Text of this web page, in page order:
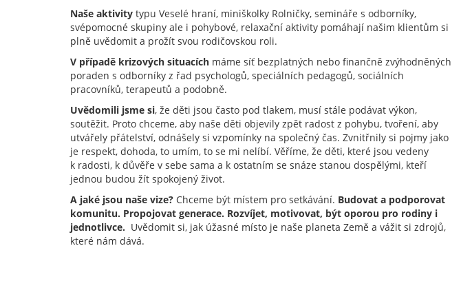
Naše aktivity typu Veselé hraní, miniškolky Rolničky, semináře s odborníky,
svépomocné skupiny ale i pohybové, relaxační aktivity pomáhají našim klientům si
plně uvědomit a prožít svou rodičovskou roli.
V případě krizových situacích máme síť bezplatných nebo finančně zvýhodněných
poraden s odborníky z řad psychologů, speciálních pedagogů, sociálních
pracovníků, terapeutů a podobně.
Uvědomili jsme si, že děti jsou často pod tlakem, musí stále podávat výkon,
soutěžit. Proto chceme, aby naše děti objevily zpět radost z pohybu, tvoření, aby
utvářely přátelství, odnášely si vzpomínky na společný čas. Zvnitřnily si pojmy jako
je respekt, dohoda, to umím, to se mi nelíbí. Věříme, že děti, které jsou vedeny
k radosti, k důvěře v sebe sama a k ostatním se snáze stanou dospělými, kteří
jednou budou žít spokojený život.
A jaké jsou naše vize? Chceme být místem pro setkávání. Budovat a podporovat
komunitu. Propojovat generace. Rozvíjet, motivovat, být oporou pro rodiny i
jednotlivce. Uvědomit si, jak úžasné místo je naše planeta Země a vážit si zdrojů,
které nám dává.